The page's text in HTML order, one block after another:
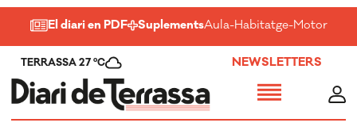
El diari en PDF SuplementsAula-Habitatge-Motor-
TERRASSA 27 ºC NEWSLETTERS